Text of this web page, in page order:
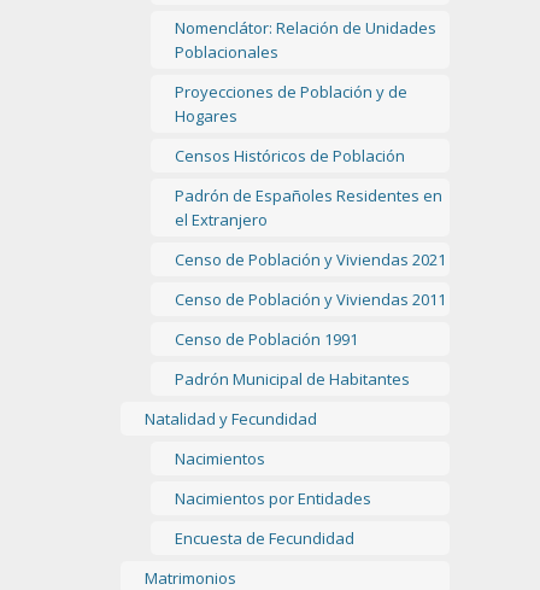
Nomenclátor: Relación de Unidades
Poblacionales
Proyecciones de Población y de
Hogares
Censos Históricos de Población
Padrón de Españoles Residentes en
el Extranjero
Censo de Población y Viviendas 2021
Censo de Población y Viviendas 2011
Censo de Población 1991
Padrón Municipal de Habitantes
Natalidad y Fecundidad
Nacimientos
Nacimientos por Entidades
Encuesta de Fecundidad
Matrimonios